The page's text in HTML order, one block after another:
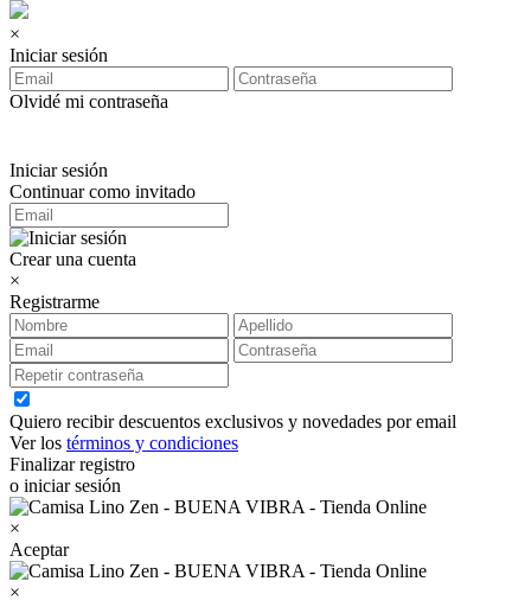
×
Iniciar sesión
Olvidé mi contraseña
Iniciar sesión
Continuar como invitado
Crear una cuenta
×
Registrarme
Quiero recibir descuentos exclusivos y novedades por email
Ver los términos y condiciones
Finalizar registro
o iniciar sesión
×
Aceptar
×